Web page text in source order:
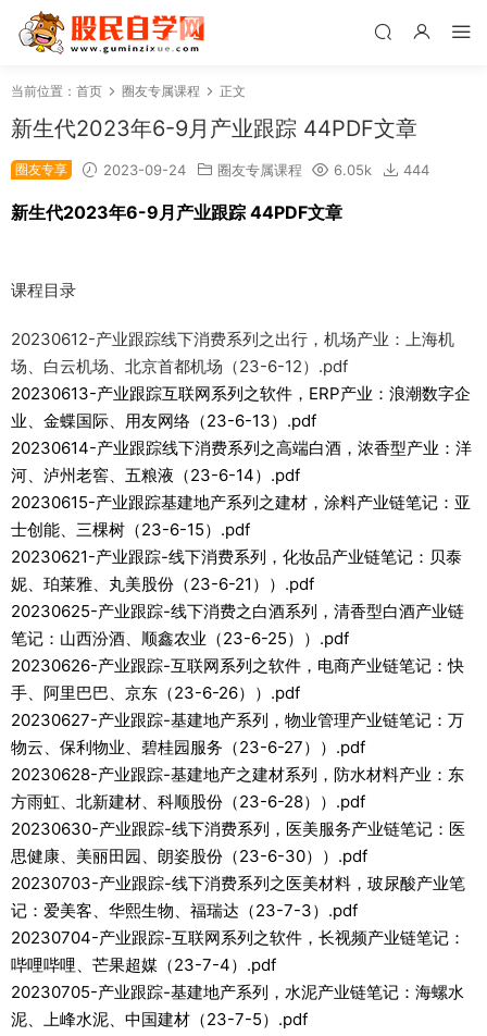
当前位置： 首页 圈友专属课程 正文
新生代2023年6-9月产业跟踪 44PDF文章
圈友专享 2023-09-24 圈友专属课程 6.05k 444
新生代2023年6-9月产业跟踪 44PDF文章
课程目录
20230612-产业跟踪线下消费系列之出行，机场产业：上海机
场、白云机场、北京首都机场（23-6-12）.pdf
20230613-产业跟踪互联网系列之软件，ERP产业：浪潮数字企
业、金蝶国际、用友网络（23-6-13）.pdf
20230614-产业跟踪线下消费系列之高端白酒，浓香型产业：洋
河、泸州老窖、五粮液（23-6-14）.pdf
20230615-产业跟踪基建地产系列之建材，涂料产业链笔记：亚
士创能、三棵树（23-6-15）.pdf
20230621-产业跟踪-线下消费系列，化妆品产业链笔记：贝泰
妮、珀莱雅、丸美股份（23-6-21））.pdf
20230625-产业跟踪-线下消费之白酒系列，清香型白酒产业链
笔记：山西汾酒、顺鑫农业（23-6-25））.pdf
20230626-产业跟踪-互联网系列之软件，电商产业链笔记：快
手、阿里巴巴、京东（23-6-26））.pdf
20230627-产业跟踪-基建地产系列，物业管理产业链笔记：万
物云、保利物业、碧桂园服务（23-6-27））.pdf
20230628-产业跟踪-基建地产之建材系列，防水材料产业：东
方雨虹、北新建材、科顺股份（23-6-28））.pdf
20230630-产业跟踪-线下消费系列，医美服务产业链笔记：医
思健康、美丽田园、朗姿股份（23-6-30））.pdf
20230703-产业跟踪-线下消费系列之医美材料，玻尿酸产业笔
记：爱美客、华熙生物、福瑞达（23-7-3）.pdf
20230704-产业跟踪-互联网系列之软件，长视频产业链笔记：
哔哩哔哩、芒果超媒（23-7-4）.pdf
20230705-产业跟踪-基建地产系列，水泥产业链笔记：海螺水
泥、上峰水泥、中国建材（23-7-5）.pdf